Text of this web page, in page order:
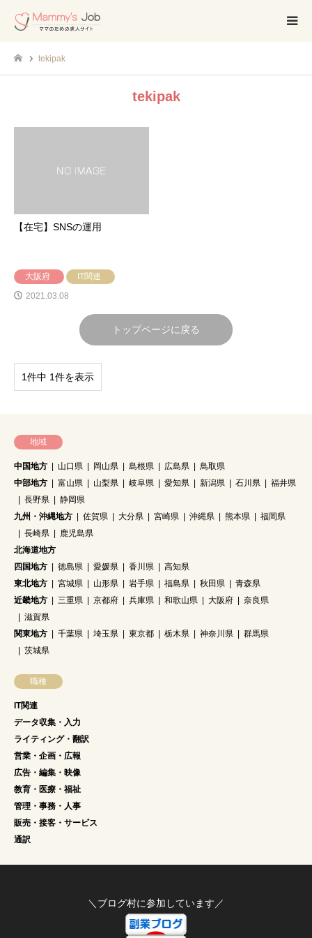
tekipak
tekipak
【在宅】SNSの運用
大阪府
IT関連
2021.03.08
トップページに戻る
1件中 1件を表示
地域
中国地方 山口県 岡山県 島根県 広島県
鳥取県
中部地方
富山県 山梨県 岐阜県 愛知県 新潟県 石川県
福井県
長野県
静岡県
九州・沖縄地方
佐賀県 大分県 宮崎県 沖縄県 熊本県
福岡県
長崎県
鹿児島県
北海道地方
四国地方
徳島県 愛媛県 香川県
高知県
東北地方
宮城県 山形県 岩手県 福島県 秋田県
青森県
近畿地方
三重県 京都府 兵庫県 和歌山県 大阪府
奈良県
滋賀県
関東地方
千葉県 埼玉県 東京都 栃木県 神奈川県
群馬県
茨城県
職種
IT関連
データ収集・入力
ライティング・翻訳
営業・企画・広報
広告・編集・映像
教育・医療・福祉
管理・事務・人事
販売・接客・サービス
通訳
＼ブログ村に参加しています／